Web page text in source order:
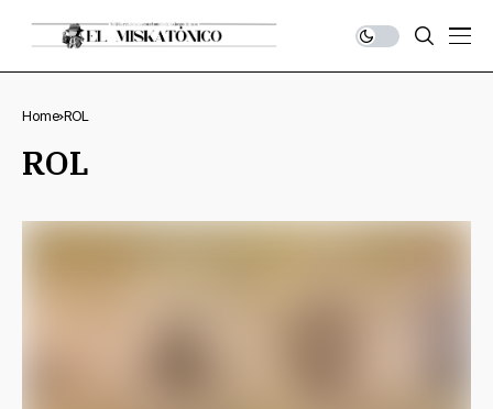
Home ROL
ROL